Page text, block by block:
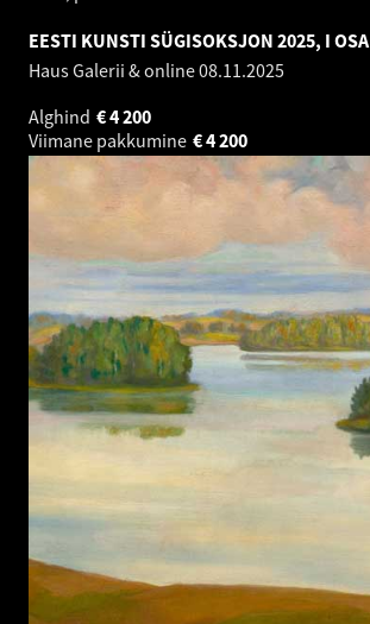
EESTI KUNSTI SÜGISOKSJON 2025, I OSA
Haus Galerii & online08.11.2025
Alghind
4 200
€
Viimane pakkumine
4 200
€